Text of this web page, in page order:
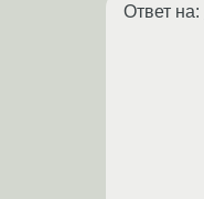
Ответ на: